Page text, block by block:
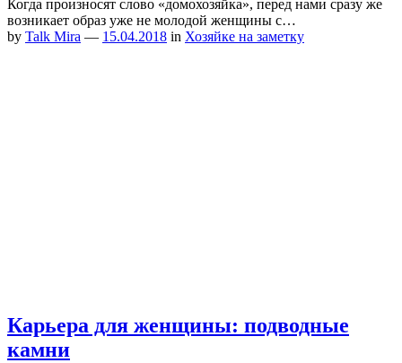
Когда произносят слово «домохозяйка», перед нами сразу же
возникает образ уже не молодой женщины с…
by Talk Mira — 15.04.2018 in Хозяйке на заметку
Карьера для женщины: подводные
камни